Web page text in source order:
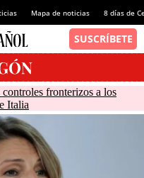
Mapa de noticias 8 días de
controles fronterizos a los
Italia